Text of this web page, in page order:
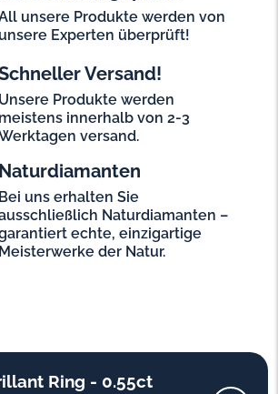
unsere Produkte werden von
unsere Experten überprüft!
Versand!
Unsere Produkte werden
meistens innerhalb von 2-3
versand.
Naturdiamanten
Bei uns erhalten Sie
Naturdiamanten –
echte, einzigartige
Meisterwerke der Natur.
Ring - 0.55ct